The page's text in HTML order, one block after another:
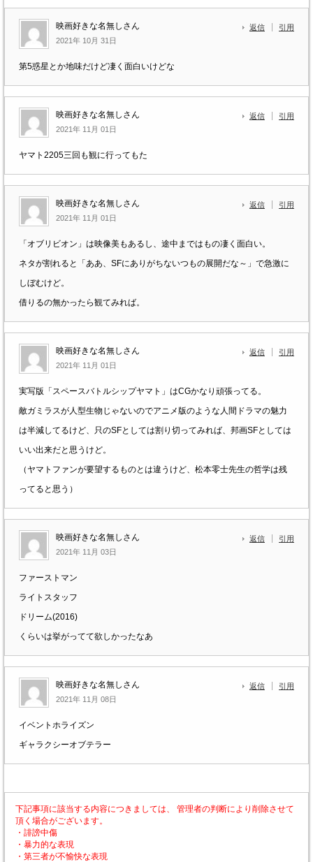
映画好きな名無しさん
2021年 10月 31日
返信 引用
第5惑星とか地味だけど凄く面白いけどな
映画好きな名無しさん
2021年 11月 01日
返信 引用
ヤマト2205三回も観に行ってもた
映画好きな名無しさん
2021年 11月 01日
返信 引用
「オブリビオン」は映像美もあるし、途中まではもの凄く面白い。
ネタが割れると「ああ、SFにありがちないつもの展開だな～」で急激に
しぼむけど。
借りるの無かったら観てみれば。
映画好きな名無しさん
2021年 11月 01日
返信 引用
実写版「スペースバトルシップヤマト」はCGかなり頑張ってる。
敵ガミラスが人型生物じゃないのでアニメ版のような人間ドラマの魅力
は半減してるけど、只のSFとしては割り切ってみれば、邦画SFとしては
いい出来だと思うけど。
（ヤマトファンが要望するものとは違うけど、松本零士先生の哲学は残
ってると思う）
映画好きな名無しさん
2021年 11月 03日
返信 引用
ファーストマン
ライトスタッフ
ドリーム(2016)
くらいは挙がってて欲しかったなあ
映画好きな名無しさん
2021年 11月 08日
返信 引用
イベントホライズン
ギャラクシーオブテラー
下記事項に該当する内容につきましては、 管理者の判断により削除させて
頂く場合がございます。
・誹謗中傷
・暴力的な表現
・第三者が不愉快な表現